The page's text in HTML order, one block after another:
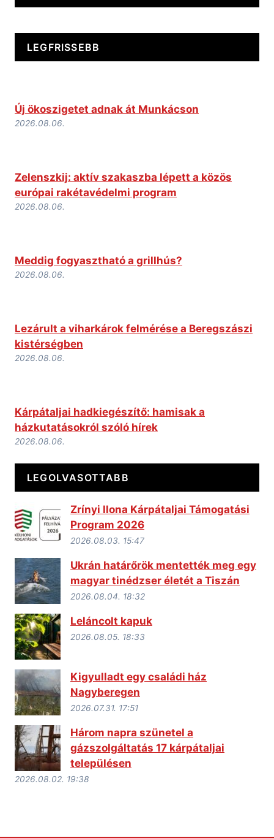
LEGFRISSEBB
Új ökoszigetet adnak át Munkácson
2026.08.06.
Zelenszkij: aktív szakaszba lépett a közös
európai rakétavédelmi program
2026.08.06.
Meddig fogyasztható a grillhús?
2026.08.06.
Lezárult a viharkárok felmérése a Beregszászi
kistérségben
2026.08.06.
Kárpátaljai hadkiegészítő: hamisak a
házkutatásokról szóló hírek
2026.08.06.
LEGOLVASOTTABB
Zrínyi Ilona Kárpátaljai Támogatási
Program 2026
2026.08.03. 15:47
Ukrán határőrök mentették meg egy
magyar tinédzser életét a Tiszán
2026.08.04. 18:32
Leláncolt kapuk
2026.08.05. 18:33
Kigyulladt egy családi ház
Nagyberegen
2026.07.31. 17:51
Három napra szünetel a
gázszolgáltatás 17 kárpátaljai
településen
2026.08.02. 19:38